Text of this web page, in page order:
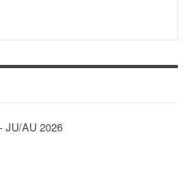
JU/AU 2026